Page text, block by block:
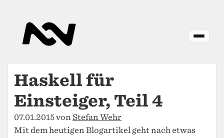
Haskell für
Einsteiger, Teil 4
07.01.2015 von Stefan Wehr
Mit dem heutigen Blogartikel geht nach etwas